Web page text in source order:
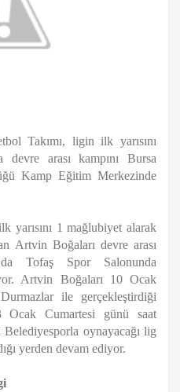
Takımı, ligin ilk yarısını
devre arası kampını Bursa
Kamp Eğitim Merkezinde
yarısını 1 mağlubiyet alarak
Artvin Boğaları devre arası
Tofaş Spor Salonunda
Artvin Boğaları 10 Ocak
ile gerçekleştirdiği
Ocak Cumartesi günü saat
oynayacağı lig
yerden devam ediyor.